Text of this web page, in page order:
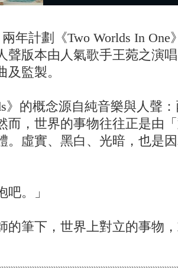
年計劃《Two Worlds In
聲版本由人氣歌手王菀之演
及監製。
》的概念源自純音樂與人聲
而，世界的事物往往正是由
。虛實、黑白、光暗，也是
吧。」
的筆下，世界上對立的事物